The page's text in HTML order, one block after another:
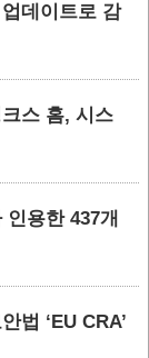
데이트로 감
스 홈, 시스
용한 437개
법 ‘EU CRA’